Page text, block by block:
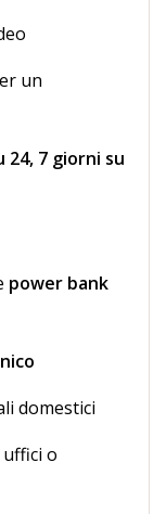
un
24, 7 giorni su
power bank
domestici
o